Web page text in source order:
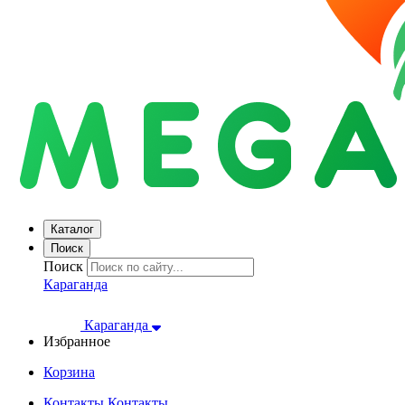
Каталог
Поиск
Поиск
Караганда
Караганда
Избранное
Корзина